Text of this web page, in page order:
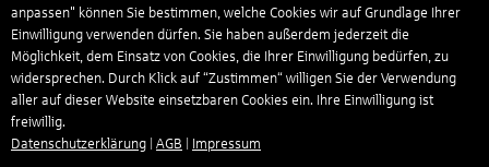
anpassen" können Sie bestimmen, welche Cookies wir auf Grundlage Ihrer
Einwilligung verwenden dürfen. Sie haben außerdem jederzeit die
Möglichkeit, dem Einsatz von Cookies, die Ihrer Einwilligung bedürfen, zu
widersprechen. Durch Klick auf “Zustimmen“ willigen Sie der Verwendung
aller auf dieser Website einsetzbaren Cookies ein. Ihre Einwilligung ist
freiwillig.
Datenschutzerklärung
AGB Impressum